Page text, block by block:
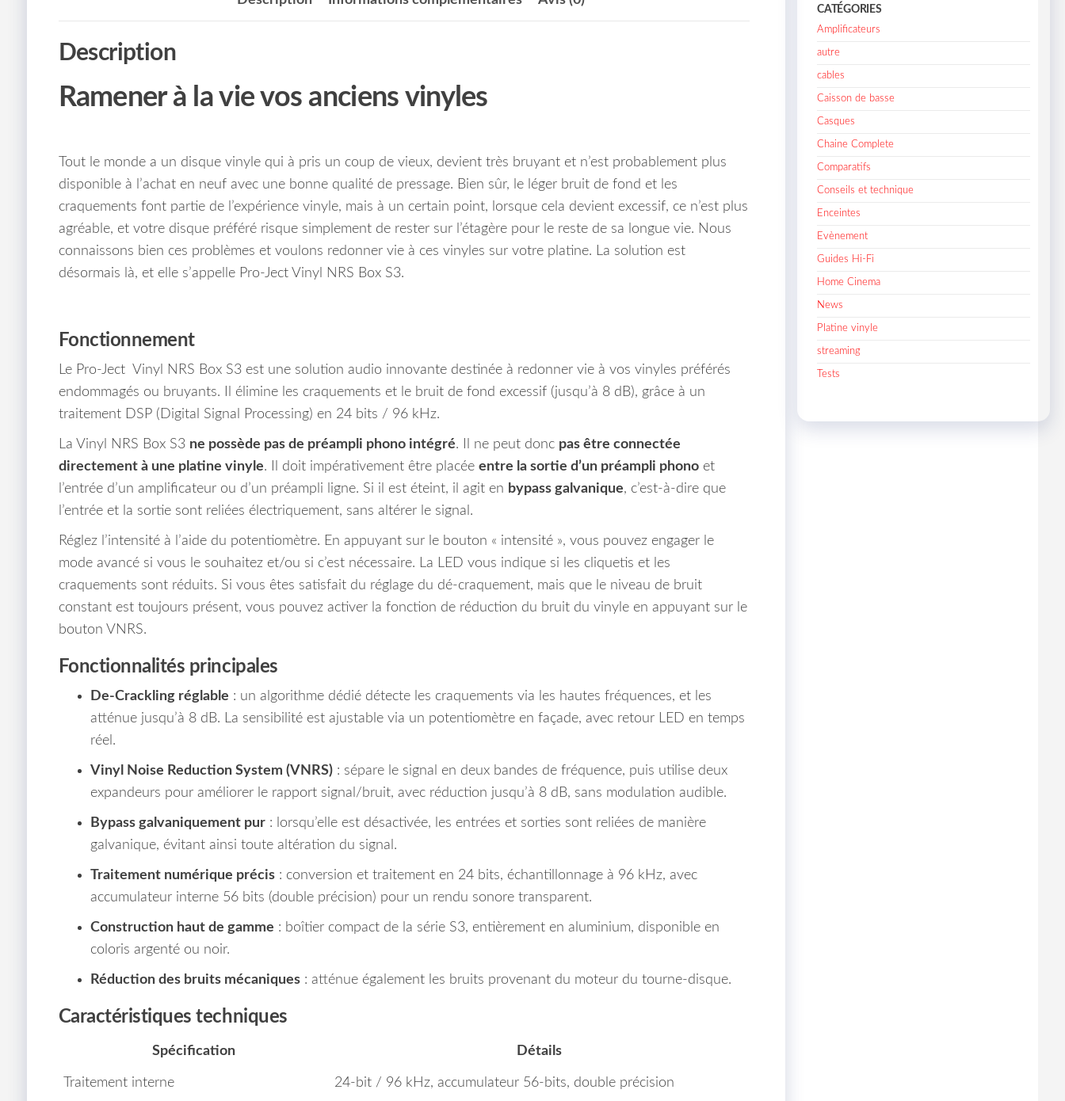
Description
Ramener à la vie vos anciens vinyles
Tout le monde a un disque vinyle qui à pris un coup de vieux, devient très bruyant et n’est probablement plus
disponible à l’achat en neuf avec une bonne qualité de pressage. Bien sûr, le léger bruit de fond et les
craquements font partie de l’expérience vinyle, mais à un certain point, lorsque cela devient excessif, ce n’est plus
agréable, et votre disque préféré risque simplement de rester sur l’étagère pour le reste de sa longue vie. Nous
connaissons bien ces problèmes et voulons redonner vie à ces vinyles sur votre platine. La solution est
désormais là, et elle s’appelle Pro-Ject Vinyl NRS Box S3.
Fonctionnement
Le Pro-Ject Vinyl NRS Box S3 est une solution audio innovante destinée à redonner vie à vos vinyles préférés
endommagés ou bruyants. Il élimine les craquements et le bruit de fond excessif (jusqu’à 8 dB), grâce à un
traitement DSP (Digital Signal Processing) en 24 bits / 96 kHz.
La Vinyl NRS Box S3 ne possède pas de préampli phono intégré. Il ne peut donc pas être connectée
directement à une platine vinyle. Il doit impérativement être placée entre la sortie d’un préampli phonoet
l’entrée d’un amplificateur ou d’un préampli ligne. Si il est éteint, il agit en bypass galvanique, c’est-à-dire que
l’entrée et la sortie sont reliées électriquement, sans altérer le signal.
Réglez l’intensité à l’aide du potentiomètre. En appuyant sur le bouton « intensité », vous pouvez engager le
mode avancé si vous le souhaitez et/ou si c’est nécessaire. La LED vous indique si les cliquetis et les
craquements sont réduits. Si vous êtes satisfait du réglage du dé-craquement, mais que le niveau de bruit
constant est toujours présent, vous pouvez activer la fonction de réduction du bruit du vinyle en appuyant sur le
bouton VNRS.
Fonctionnalités principales
De‑Crackling réglable : un algorithme dédié détecte les craquements via les hautes fréquences, et les
atténue jusqu’à 8 dB. La sensibilité est ajustable via un potentiomètre en façade, avec retour LED en temps
réel.
Vinyl Noise Reduction System (VNRS): sépare le signal en deux bandes de fréquence, puis utilise deux
expandeurs pour améliorer le rapport signal/bruit, avec réduction jusqu’à 8 dB, sans modulation audible.
Bypass galvaniquement pur: lorsqu’elle est désactivée, les entrées et sorties sont reliées de manière
galvanique, évitant ainsi toute altération du signal.
Traitement numérique précis: conversion et traitement en 24 bits, échantillonnage à 96 kHz, avec
accumulateur interne 56 bits (double précision) pour un rendu sonore transparent.
Construction haut de gamme : boîtier compact de la série S3, entièrement en aluminium, disponible en
coloris argenté ou noir.
Réduction des bruits mécaniques: atténue également les bruits provenant du moteur du tourne-disque.
Caractéristiques techniques
Spécification Détails
Traitement interne 24‑bit / 96 kHz, accumulateur 56‑bits, double précision
CATÉGORIES
Amplificateurs
autre
cables
Caisson de basse
Casques
Chaine Complete
Comparatifs
Conseils et technique
Enceintes
Evènement
Guides Hi-Fi
Home Cinema
News
Platine vinyle
streaming
Tests